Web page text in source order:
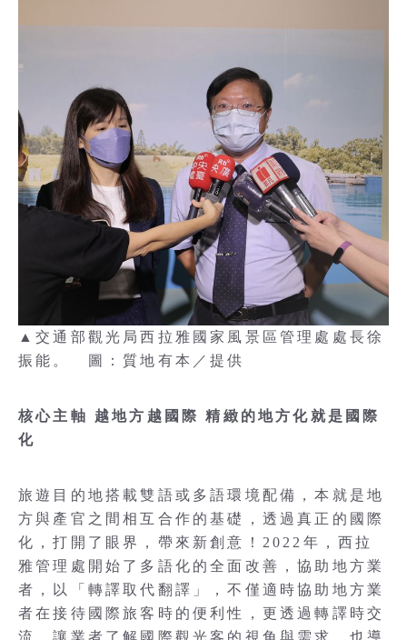
▲交通部觀光局西拉雅國家風景區管理處處長徐
振能。 圖：質地有本／提供
核心主軸 越地方越國際 精緻的地方化就是國際
化
旅遊目的地搭載雙語或多語環境配備，本就是地
方與產官之間相互合作的基礎，透過真正的國際
化，打開了眼界，帶來新創意！2022年，西拉
雅管理處開始了多語化的全面改善，協助地方業
者，以「轉譯取代翻譯」，不僅適時協助地方業
者在接待國際旅客時的便利性，更透過轉譯時交